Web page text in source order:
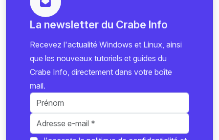
La newsletter du Crabe Info
Recevez l'actualité Windows et Linux, ainsi
que les nouveaux tutoriels et guides du
Crabe Info, directement dans votre boîte
mail.